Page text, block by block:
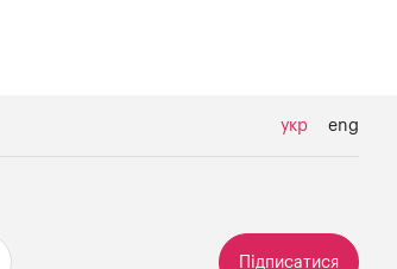
укр eng
Підписатися